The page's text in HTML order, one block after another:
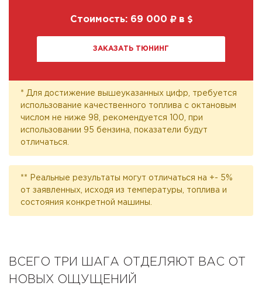
Стоимость: 69 000 в
ЗАКАЗАТЬ ТЮНИНГ
* Для достижение вышеуказанных цифр, требуется
использование качественного топлива с октановым
числом не ниже 98, рекомендуется 100, при
использовании 95 бензина, показатели будут
отличаться.
** Реальные результаты могут отличаться на +- 5%
от заявленных, исходя из температуры, топлива и
состояния конкретной машины.
ВСЕГО ТРИ ШАГА ОТДЕЛЯЮТ ВАС ОТ
НОВЫХ ОЩУЩЕНИЙ